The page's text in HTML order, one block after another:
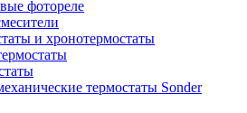
фотореле
и хронотермостаты
термостаты Sonder